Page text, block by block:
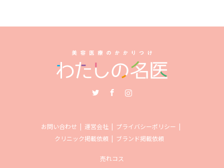
お問い合わせ 運営会社
プライバシーポリシー
クリニック掲載依頼
ブランド掲載依頼
売れコス